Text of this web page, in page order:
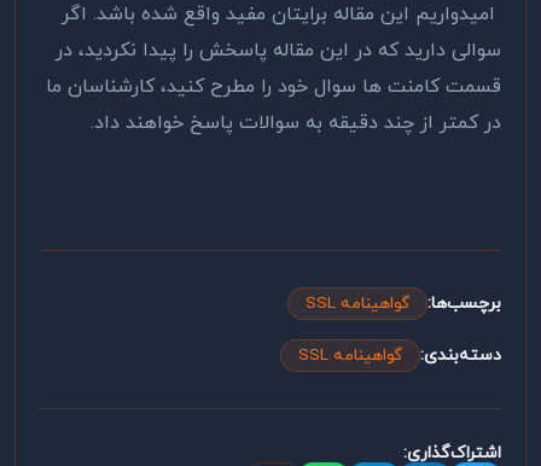
امیدواریم این مقاله برایتان مفید واقع شده باشد. اگر
سوالی دارید که در این مقاله پاسخش را پیدا نکردید، در
قسمت کامنت ها سوال خود را مطرح کنید، کارشناسان ما
در کمتر از چند دقیقه به سوالات پاسخ خواهند داد.
برچسب‌ها: گواهینامه SSL
دسته‌بندی: گواهینامه SSL
اشتراک‌گذاری: